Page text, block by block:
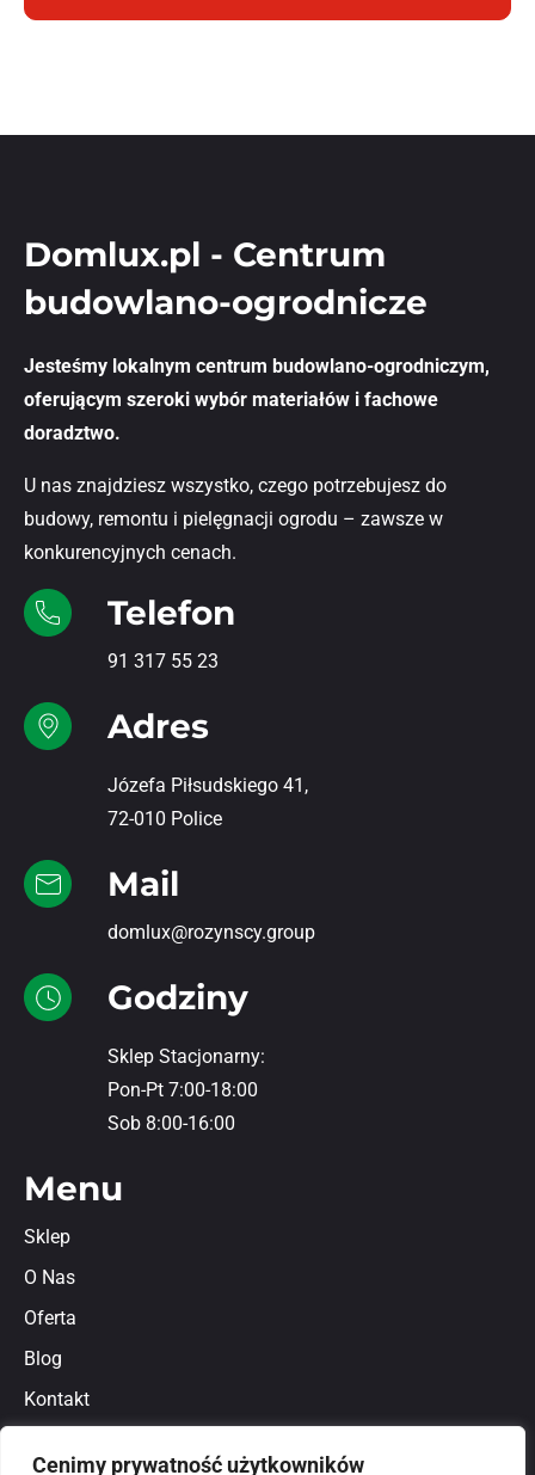
Cenimy prywatność użytkowników
Domlux.pl - Centrum
budowlano-ogrodnicze
Jesteśmy lokalnym centrum budowlano-ogrodniczym,
oferującym szeroki wybór materiałów i fachowe
doradztwo.
U nas znajdziesz wszystko, czego potrzebujesz do
budowy, remontu i pielęgnacji ogrodu – zawsze w
konkurencyjnych cenach.
Telefon
91 317 55 23
Adres
Józefa Piłsudskiego 41,
72-010 Police
Mail
domlux@rozynscy.group
Godziny
Sklep Stacjonarny:
Pon-Pt 7:00-18:00
Sob 8:00-16:00
Menu
Sklep
O Nas
Oferta
Blog
Kontakt